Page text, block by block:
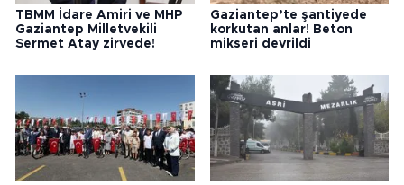
TBMM İdare Amiri ve MHP
Gaziantep Milletvekili
Sermet Atay zirvede!
Gaziantep’te şantiyede
korkutan anlar! Beton
mikseri devrildi